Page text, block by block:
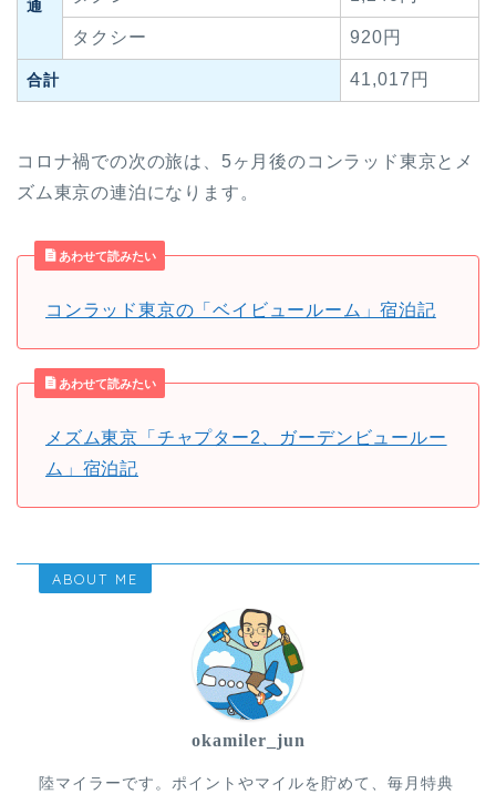
通
タクシー 920円
合計 41,017円
コロナ禍での次の旅は、5ヶ月後のコンラッド東京とメ
ズム東京の連泊になります。
あわせて読みたい
コンラッド東京の「ベイビュールーム」宿泊記
あわせて読みたい
メズム東京「チャプター2、ガーデンビュールー
ム」宿泊記
ABOUT ME
okamiler_jun
陸マイラーです。ポイントやマイルを貯めて、毎月特典